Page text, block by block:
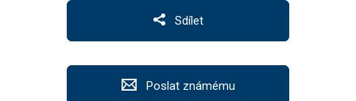
Sdílet
Poslat známému